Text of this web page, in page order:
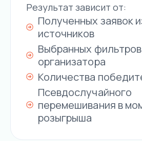
Результат зависит от:
Полученных заявок
источников
Выбранных фильтров
организатора
Количества
Псевдослучайного
перемешивания в
розыгрыша